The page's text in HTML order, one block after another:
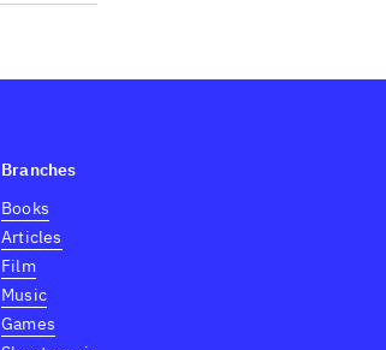
Branches
Books
Articles
Film
Music
Games